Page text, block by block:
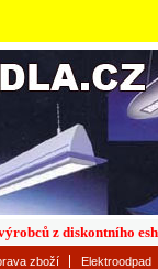
zboží Elektroodpad
z diskontního